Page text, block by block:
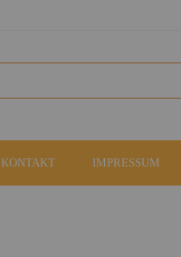
KONTAKT IMPRESSUM